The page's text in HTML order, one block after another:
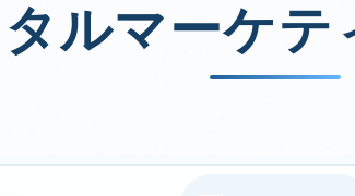
ルマーケテ